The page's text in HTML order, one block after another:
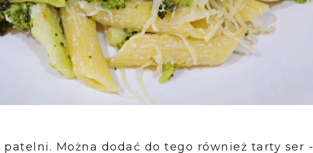
Można dodać do tego również tarty ser -